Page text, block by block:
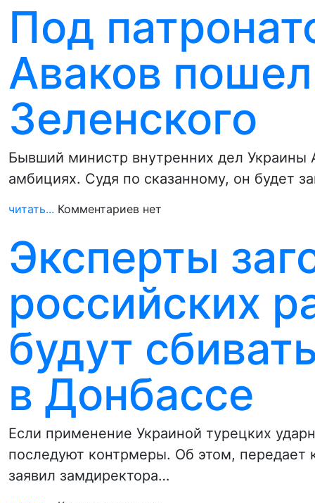
Под
Аваков
Зеленского
Бывший министр внутренних дел Украины
амбициях. Судя по сказанному, он будет
читать... Комментариев нет
Эксперты
российских
будут
в Донбассе
Если применение Украиной турецких
последуют контрмеры. Об этом, передает
заявил замдиректора…